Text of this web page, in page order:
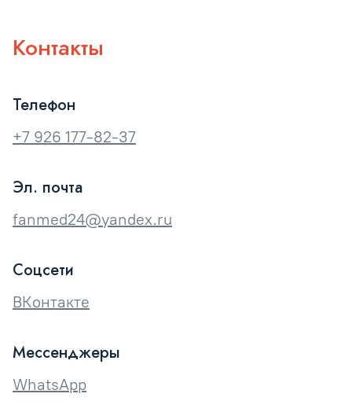
Контакты
Телефон
+7 926 177-82-37
Эл. почта
fanmed24@yandex.ru
Соцсети
ВКонтакте
Мессенджеры
WhatsApp